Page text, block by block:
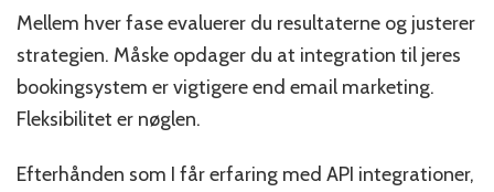
Mellem hver fase evaluerer du resultaterne og justerer
strategien. Måske opdager du at integration til jeres
bookingsystem er vigtigere end email marketing.
Fleksibilitet er nøglen.
Efterhånden som I får erfaring med API integrationer,